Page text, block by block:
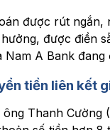
được rút ngắn,
được điền
Nam A Bank
tiền liên kết
Thanh Cường